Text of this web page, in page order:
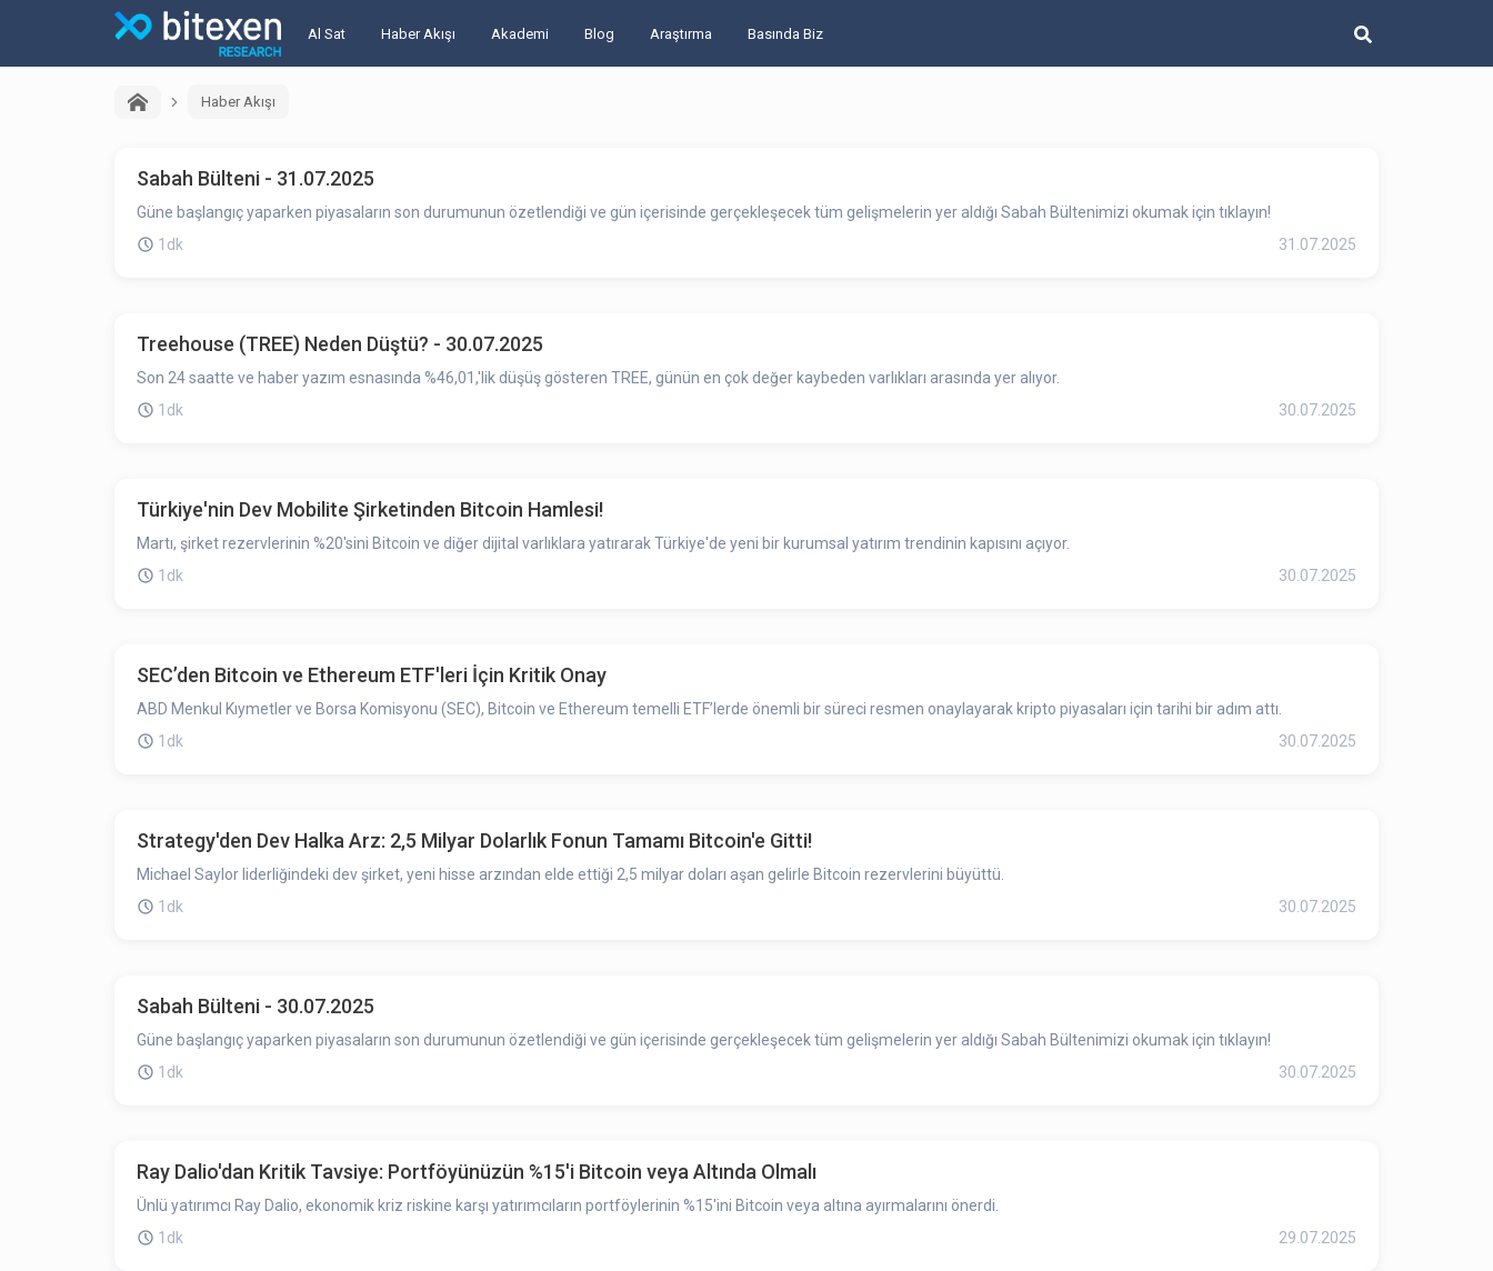
Al Sat Haber Akışı Akademi Blog Araştırma Basında Biz
Haber Akışı
Sabah Bülteni - 31.07.2025
Güne başlangıç yaparken piyasaların son durumunun özetlendiği ve gün içerisinde gerçekleşecek tüm gelişmelerin yer aldığı Sabah Bültenimizi okumak için tıklayın!
1dk
31.07.2025
Treehouse (TREE) Neden Düştü? - 30.07.2025
Son 24 saatte ve haber yazım esnasında %46,01,'lik düşüş gösteren TREE, günün en çok değer kaybeden varlıkları arasında yer alıyor.
1dk
30.07.2025
Türkiye'nin Dev Mobilite Şirketinden Bitcoin Hamlesi!
Martı, şirket rezervlerinin %20'sini Bitcoin ve diğer dijital varlıklara yatırarak Türkiye'de yeni bir kurumsal yatırım trendinin kapısını açıyor.
1dk
30.07.2025
SEC’den Bitcoin ve Ethereum ETF'leri İçin Kritik Onay
ABD Menkul Kıymetler ve Borsa Komisyonu (SEC), Bitcoin ve Ethereum temelli ETF’lerde önemli bir süreci resmen onaylayarak kripto piyasaları için tarihi bir adım attı.
1dk
30.07.2025
Strategy'den Dev Halka Arz: 2,5 Milyar Dolarlık Fonun Tamamı Bitcoin'e Gitti!
Michael Saylor liderliğindeki dev şirket, yeni hisse arzından elde ettiği 2,5 milyar doları aşan gelirle Bitcoin rezervlerini büyüttü.
1dk
30.07.2025
Sabah Bülteni - 30.07.2025
Güne başlangıç yaparken piyasaların son durumunun özetlendiği ve gün içerisinde gerçekleşecek tüm gelişmelerin yer aldığı Sabah Bültenimizi okumak için tıklayın!
1dk
30.07.2025
Ray Dalio'dan Kritik Tavsiye: Portföyünüzün %15'i Bitcoin veya Altında Olmalı
Ünlü yatırımcı Ray Dalio, ekonomik kriz riskine karşı yatırımcıların portföylerinin %15'ini Bitcoin veya altına ayırmalarını önerdi.
1dk
29.07.2025